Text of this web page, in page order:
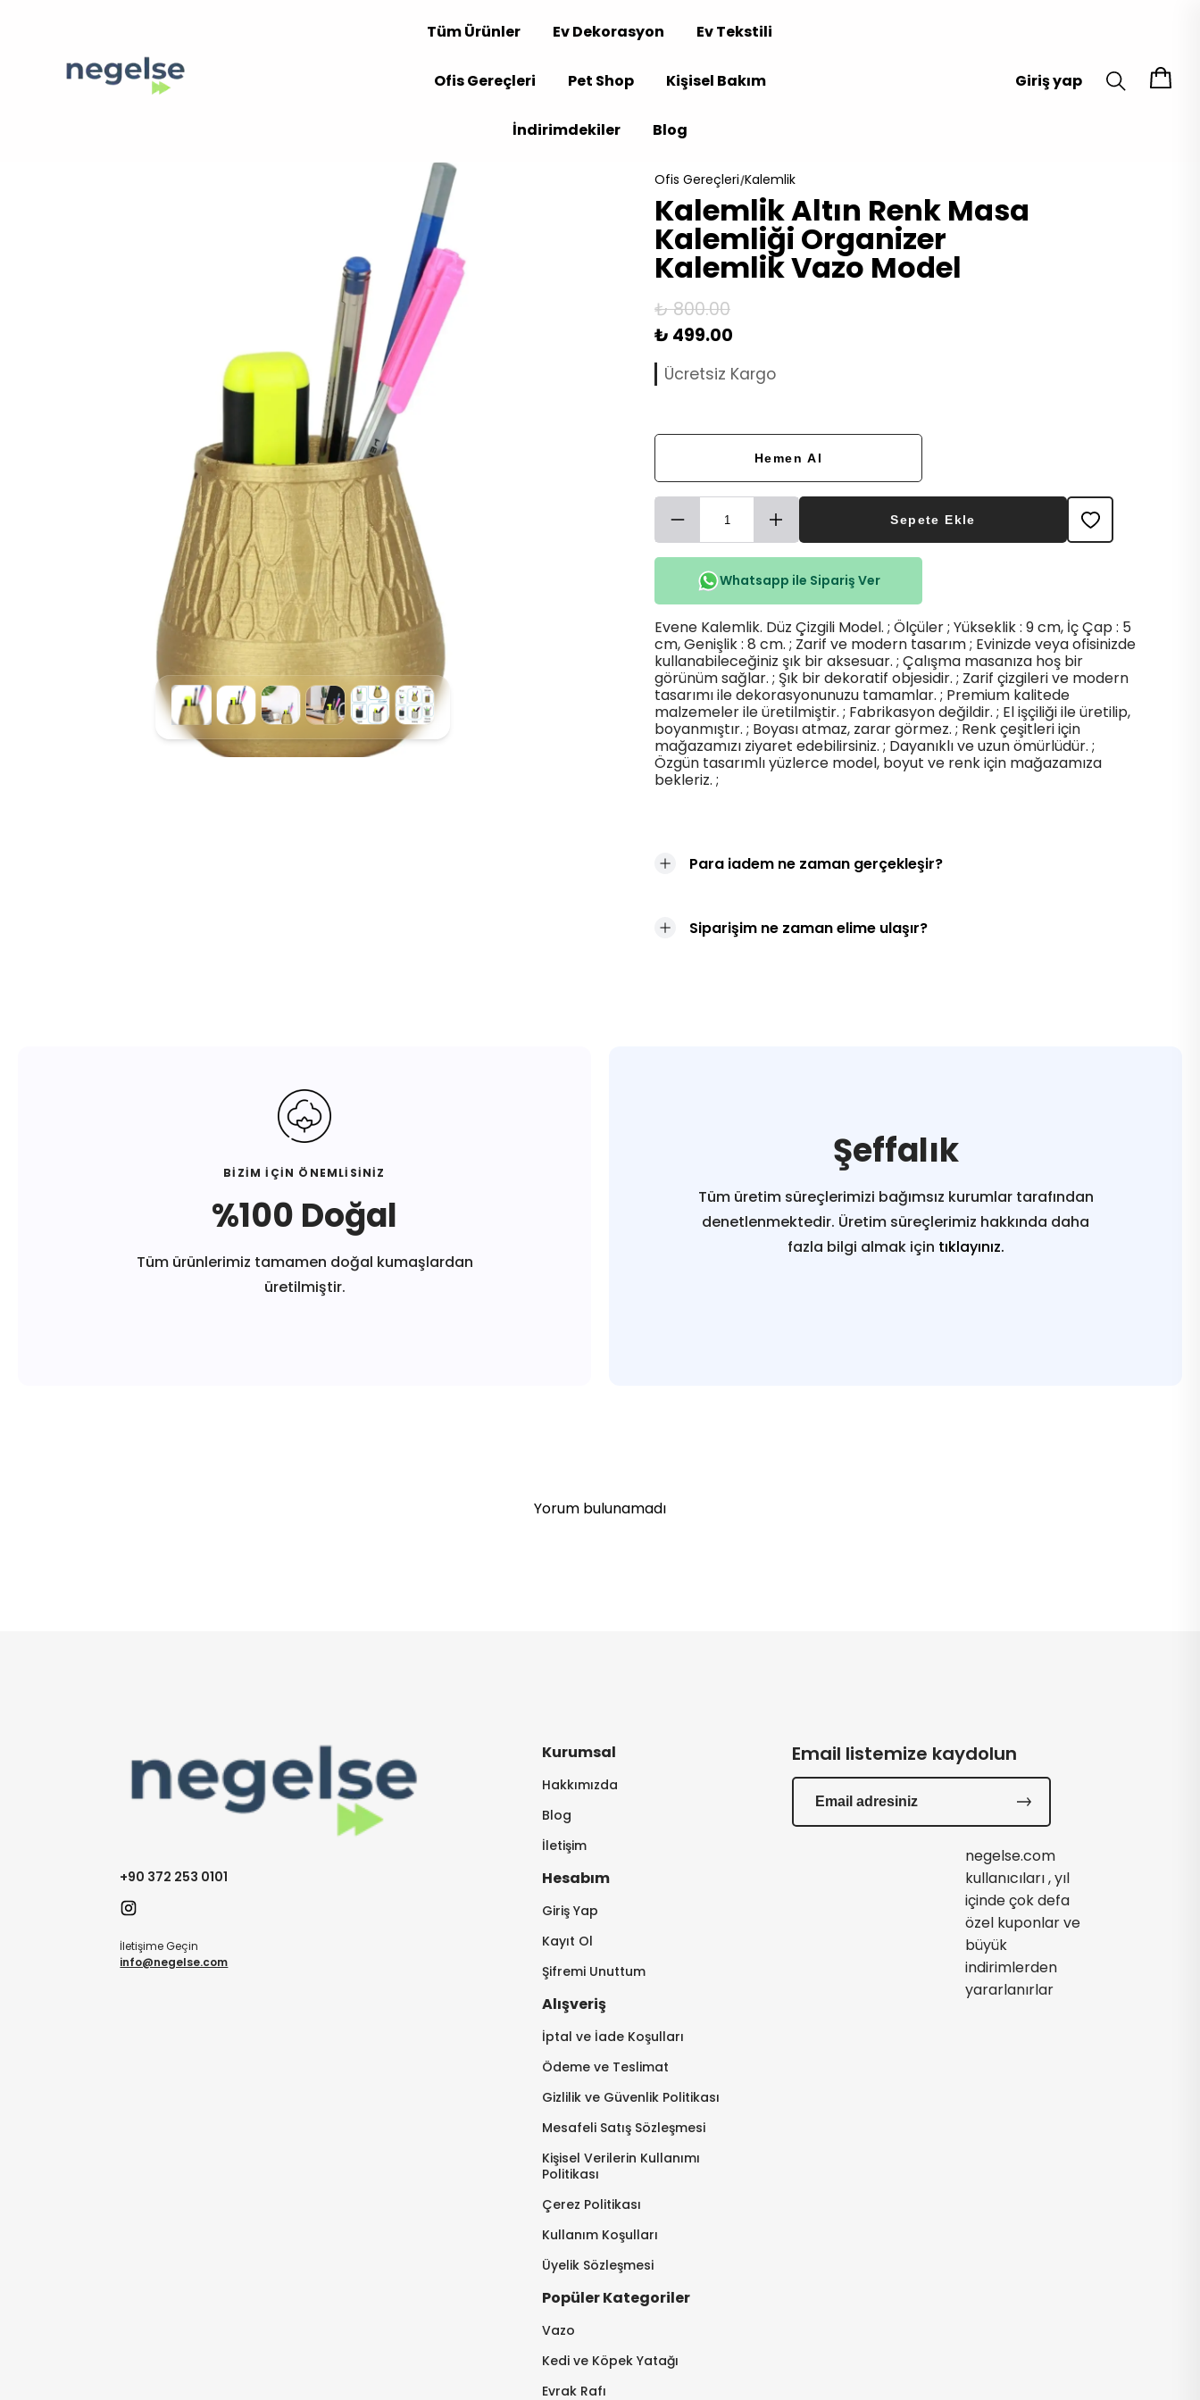
Tüm Ürünler Ev Dekorasyon Ev Tekstili
Ofis Gereçleri Pet Shop Kişisel Bakım
İndirimdekiler Blog
Giriş yap
Ofis Gereçleri Kalemlik
Kalemlik Altın Renk Masa
Kalemliği Organizer
Kalemlik Vazo Model
₺ 800.00
₺ 499.00
Ücretsiz Kargo
Hemen Al
Sepete Ekle
Whatsapp ile Sipariş Ver
Evene Kalemlik. Düz Çizgili Model. ; Ölçüler ; Yükseklik : 9 cm, İç Çap : 5
cm, Genişlik : 8 cm. ; Zarif ve modern tasarım ; Evinizde veya ofisinizde
kullanabileceğiniz şık bir aksesuar. ; Çalışma masanıza hoş bir
görünüm sağlar. ; Şık bir dekoratif objesidir. ; Zarif çizgileri ve modern
tasarımı ile dekorasyonunuzu tamamlar. ; Premium kalitede
malzemeler ile üretilmiştir. ; Fabrikasyon değildir. ; El işçiliği ile üretilip,
boyanmıştır. ; Boyası atmaz, zarar görmez. ; Renk çeşitleri için
mağazamızı ziyaret edebilirsiniz. ; Dayanıklı ve uzun ömürlüdür. ;
Özgün tasarımlı yüzlerce model, boyut ve renk için mağazamıza
bekleriz. ;
Para iadem ne zaman gerçekleşir?
Siparişim ne zaman elime ulaşır?
BİZİM İÇİN ÖNEMLİSİNİZ
%100 Doğal
Tüm ürünlerimiz tamamen doğal kumaşlardan
üretilmiştir.
Şeffalık
Tüm üretim süreçlerimizi bağımsız kurumlar tarafından
denetlenmektedir. Üretim süreçlerimiz hakkında daha
fazla bilgi almak için tıklayınız.
Yorum bulunamadı
+90 372 253 0101
İletişime Geçin
info@negelse.com
Kurumsal
Hakkımızda
Blog
İletişim
Hesabım
Giriş Yap
Kayıt Ol
Şifremi Unuttum
Alışveriş
İptal ve İade Koşulları
Ödeme ve Teslimat
Gizlilik ve Güvenlik Politikası
Mesafeli Satış Sözleşmesi
Kişisel Verilerin Kullanımı
Politikası
Çerez Politikası
Kullanım Koşulları
Üyelik Sözleşmesi
Popüler Kategoriler
Vazo
Kedi ve Köpek Yatağı
Evrak Rafı
Email listemize kaydolun
negelse.com
kullanıcıları , yıl
içinde çok defa
özel kuponlar ve
büyük
indirimlerden
yararlanırlar